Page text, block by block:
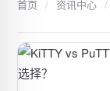
首页 / 资讯中心 /